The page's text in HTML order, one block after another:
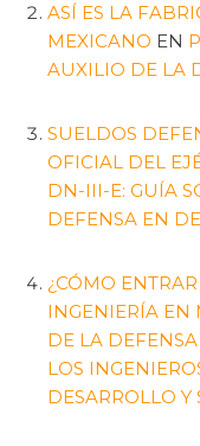
ASÍ ES LA
MEXICANO EN
AUXILIO DE LA
SUELDOS
OFICIAL DEL
DN-III-E: GUÍA
DEFENSA EN
¿CÓMO
INGENIERÍA EN
DE LA
LOS
DESARROLLO